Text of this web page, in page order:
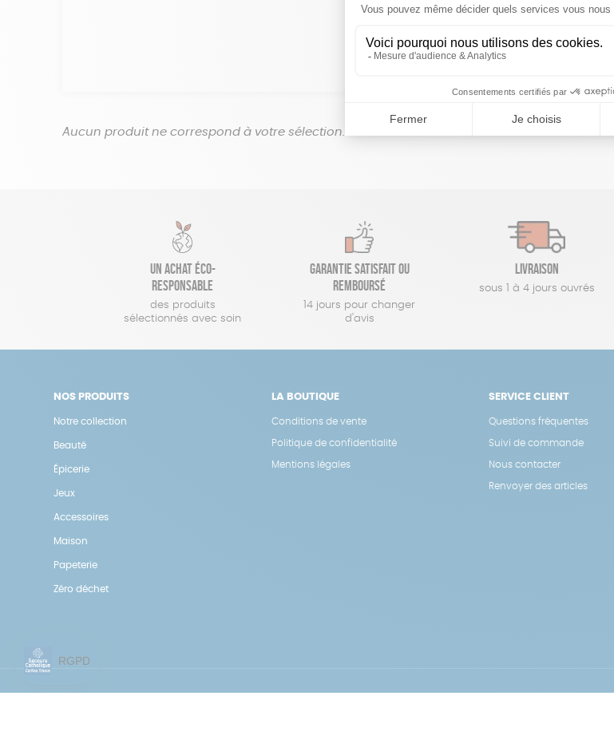
Aucun produit ne correspond à votre sélection.
Un achat éco-
responsable
des produits
sélectionnés avec soin
Garantie satisfait ou
remboursé
14 jours pour changer
d'avis
Livraison
sous 1 à 4 jours ouvrés
NOS PRODUITS
Notre collection
Beauté
Épicerie
Jeux
Accessoires
Maison
Papeterie
Zéro déchet
LA BOUTIQUE
Conditions de vente
Politique de confidentialité
Mentions légales
SERVICE CLIENT
Questions fréquentes
Suivi de commande
Nous contacter
Renvoyer des articles